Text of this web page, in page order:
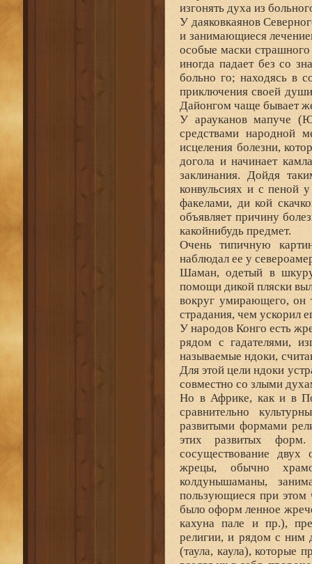
изгонять духа из
У даяковкаянов
и занимающиеся
особые маски
иногда падает без со
больно го; находясь в
приключения своей
Дайонгом чаще бывает
У арауканов мапуче
средствами народной
исцеления болезни,
догола и начинает
заклинания. Дойдя
конвульсиях и с пеной
факелами, ди кой
объявляет причину
какойнибудь предмет.
Очень типичную
наблюдал ее у
Шаман, одетый в
помощи дикой пляски
вокруг умирающего, он
страдания, чем ускорил
У народов Конго есть
рядом с гадателями,
называемые ндоки,
Для этой цели ндоки
совместно со злыми
Но в Африке, как и в
сравнительно
развитыми формами
этих развитых форм.
сосуществование
жрецы, обычно
колдунышаманы,
пользующиеся при
было оформ ленное
кахуна пале и пр.),
религии, и рядом с ним
(таула, каула), которые